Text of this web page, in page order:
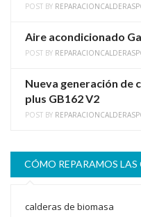
POST BY
Aire acondicionado
POST BY
Nueva generación de
plus GB162 V2
POST BY
CÓMO REPARAMOS LAS
calderas de biomasa